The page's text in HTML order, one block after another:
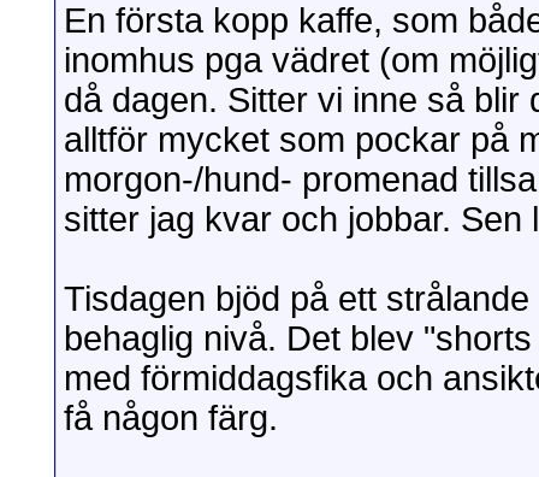
En första kopp kaffe, som
inomhus pga vädret (om
då dagen. Sitter vi inne så blir
alltför mycket som pockar på
morgon-/hund- promenad
sitter jag kvar och jobbar. Sen
Tisdagen bjöd på ett
behaglig nivå. Det blev
med förmiddagsfika och
få någon färg.